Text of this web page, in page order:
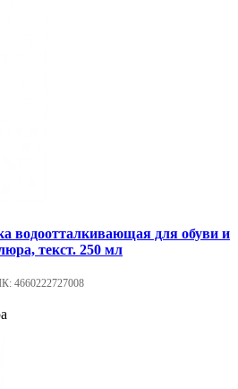
водоотталкивающая для обуви и
текст. 250 мл
4660222727008